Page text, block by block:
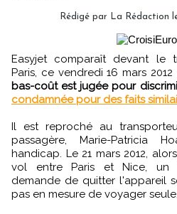
Rédigé par La Rédaction
Easyjet comparaît devant le tribunal correctionnel de
Paris, ce vendredi 16 mars 2012
bas-coût est jugée pour
condamnée pour des faits
Il est reproché au
passagère, Marie-Patricia
handicap. Le 21 mars 2012,
vol entre Paris et Nice, un
demande de quitter l'appareil
pas en mesure de voyager seule.